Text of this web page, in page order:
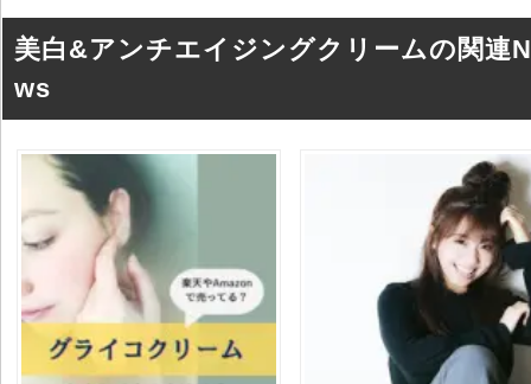
美白&アンチエイジングクリームの関連
ws